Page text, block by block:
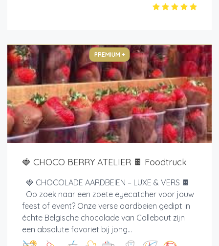
PREMIUM +
🍓 CHOCO BERRY ATELIER 🍫 Foodtruck
🍓 CHOCOLADE AARDBEIEN – LUXE & VERS 🍫
Op zoek naar een zoete eyecatcher voor jouw
feest of event? Onze verse aardbeien gedipt in
échte Belgische chocolade van Callebaut zijn
een absolute favoriet bij jong...